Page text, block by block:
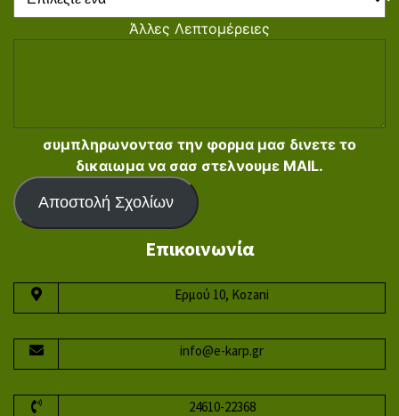
Άλλες Λεπτομέρειες
συμπληρωνοντασ την φορμα μασ δινετε το
δικαιωμα να σασ στελνουμε MAIL.
Αποστολή Σχολίων
Επικοινωνία
Ερμού 10, Kozani
info@e-karp.gr
24610-22368